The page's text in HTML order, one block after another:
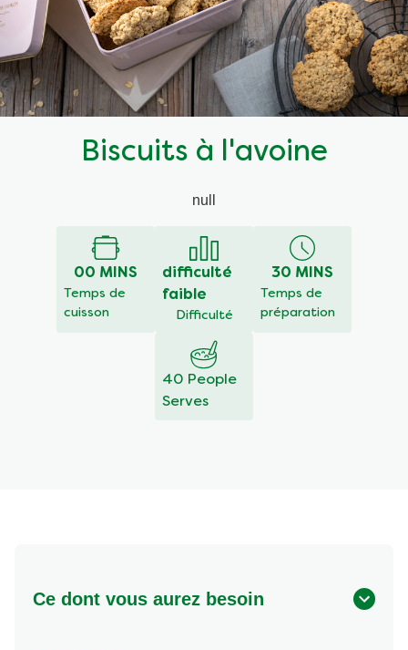
Biscuits à l'avoine
null
00 MINS
Temps de
cuisson
difficulté
faible
Difficulté
30 MINS
Temps de
préparation
40 People
Serves
Ce dont vous aurez besoin